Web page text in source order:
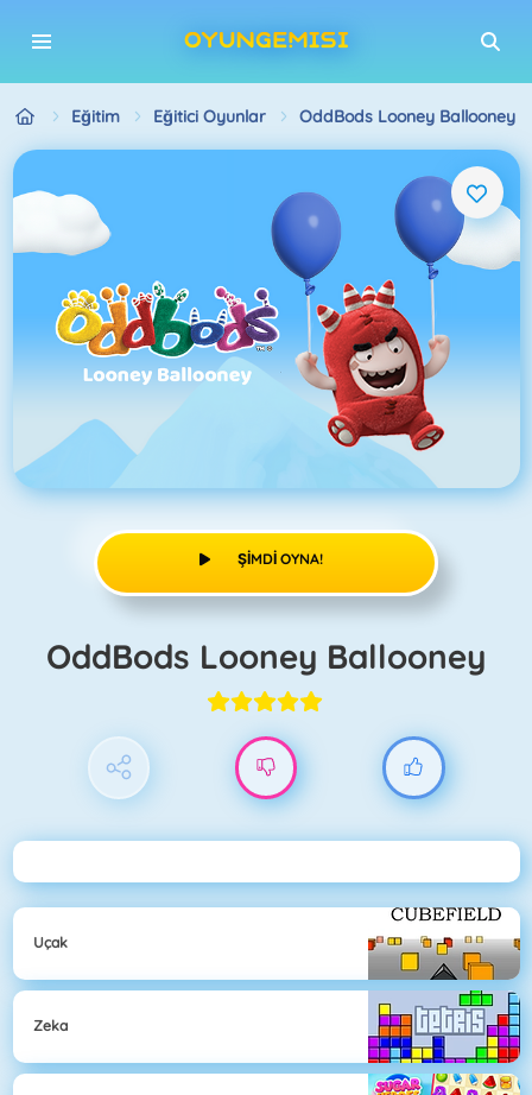
Eğitim Eğitici Oyunlar OddBods Looney Ballooney
ŞIMDI OYNA!
OddBods Looney Ballooney
Uçak
Zeka